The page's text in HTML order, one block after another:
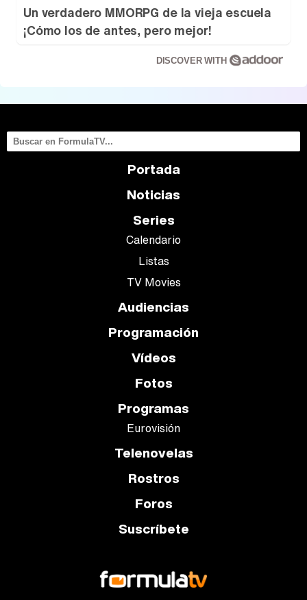
Un verdadero MMORPG de la vieja escuela
¡Cómo los de antes, pero mejor!
DISCOVER WITH
Portada
Noticias
Series
Calendario
Listas
TV Movies
Audiencias
Programación
Vídeos
Fotos
Programas
Eurovisión
Telenovelas
Rostros
Foros
Suscríbete